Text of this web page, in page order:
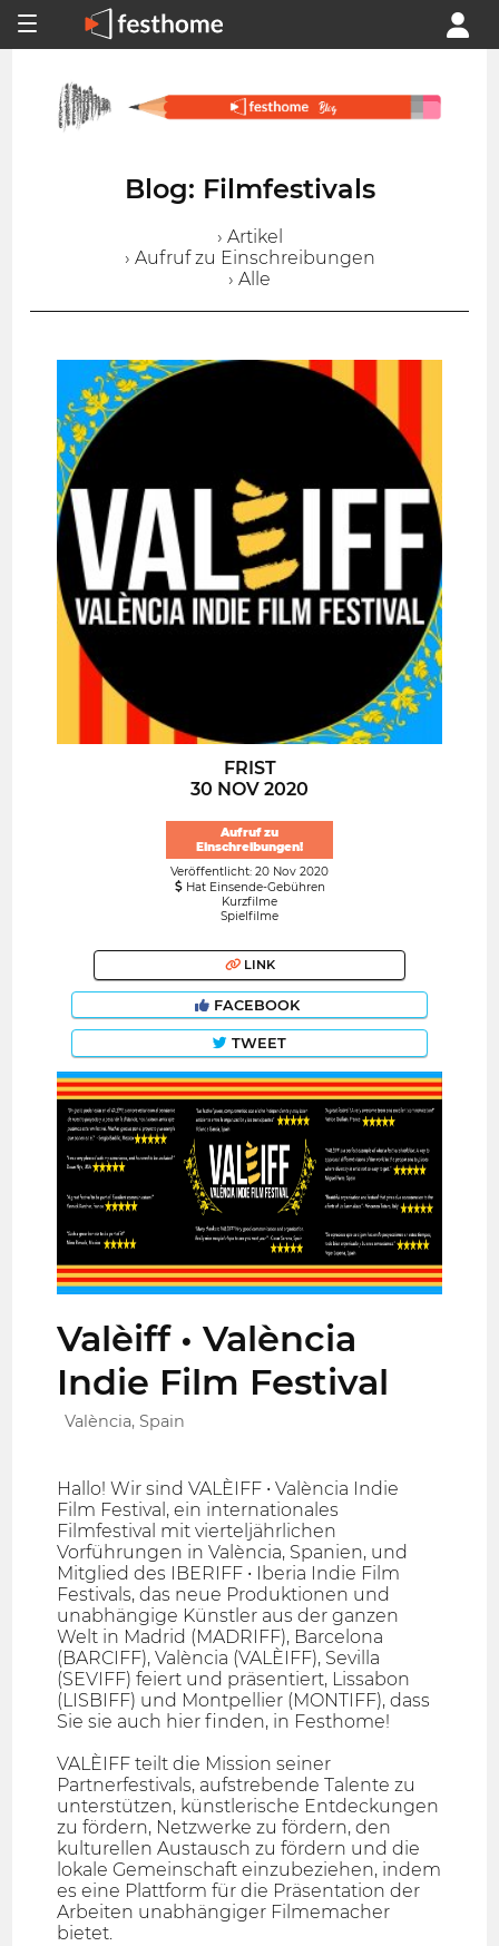
Blog: Filmfestivals
› Artikel
› Aufruf zu Einschreibungen
› Alle
FRIST
30 NOV 2020
Aufruf zu
Einschreibungen!
Veröffentlicht: 20 Nov 2020
Hat Einsende-Gebühren
Kurzfilme
Spielfilme
LINK
FACEBOOK
TWEET
Valèiff • València
Indie Film Festival
València, Spain
Hallo! Wir sind VALÈIFF • València Indie
Film Festival, ein internationales
Filmfestival mit vierteljährlichen
Vorführungen in València, Spanien, und
Mitglied des IBERIFF • Iberia Indie Film
Festivals, das neue Produktionen und
unabhängige Künstler aus der ganzen
Welt in Madrid (MADRIFF), Barcelona
(BARCIFF), València (VALÈIFF), Sevilla
(SEVIFF) feiert und präsentiert, Lissabon
(LISBIFF) und Montpellier (MONTIFF), dass
Sie sie auch hier finden, in Festhome!
VALÈIFF teilt die Mission seiner
Partnerfestivals, aufstrebende Talente zu
unterstützen, künstlerische Entdeckungen
zu fördern, Netzwerke zu fördern, den
kulturellen Austausch zu fördern und die
lokale Gemeinschaft einzubeziehen, indem
es eine Plattform für die Präsentation der
Arbeiten unabhängiger Filmemacher
bietet.